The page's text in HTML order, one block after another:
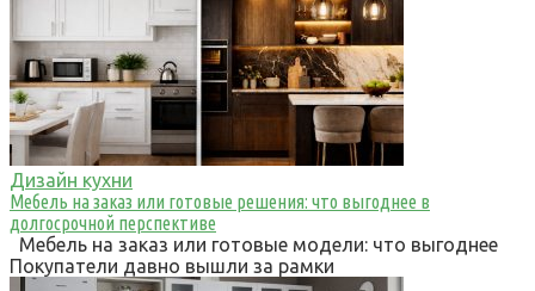
Дизайн кухни
Мебель на заказ или готовые решения: что выгоднее в
долгосрочной перспективе
Мебель на заказ или готовые модели: что выгоднее
Покупатели давно вышли за рамки